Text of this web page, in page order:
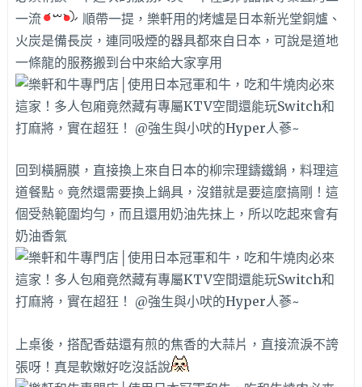
一流
順帶一提，樂軒用的烤爐是日本新光堂銅爐、
火炭是備長炭，連同吸煙的器具都來自日本，可說是道地
一條龍的服務搬到台中來給大家享用
回到橫膈膜，直接換上來自日本的柳宗理鑄鐵鍋，料理這
道餐點。竟然還需要換上鍋具，沒錯就是要這麼搞剛！這
個受熱範圍均勻，而且還用奶油先抹上，所以吃起來會有
奶油香氣
上桌後，搭配香菇還有煎的焦香的大蒜片，直接流淚不誇
張呀！真是軟嫩好吃沒話說